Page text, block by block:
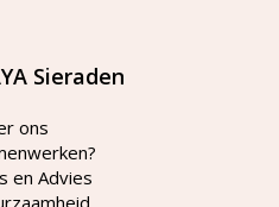
Sieraden
ons
en Advies